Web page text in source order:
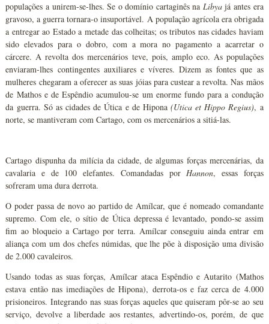
populações a unirem-se-lhes. Se o domínio cartaginês na Libyajá antes era
gravoso, a guerra tornara-o insuportável. A população agrícola era obrigada
a entregar ao Estado a metade das colheitas; os tributos nas cidades haviam
sido elevados para o dobro, com a mora no pagamento a acarretar o
cárcere. A revolta dos mercenários teve, pois, amplo eco. As populações
enviaram-lhes contingentes auxiliares e víveres. Dizem as fontes que as
mulheres chegaram a oferecer as suas jóias para custear a revolta. Nas mãos
de Mathos e de Espêndio acumulou-se um enorme fundo para a condução
da guerra. Só as cidades de Útica e de Hipona (Utica et Hippo Regius), a
norte, se mantiveram com Cartago, com os mercenários a sitiá-las.
Cartago dispunha da milícia da cidade, de algumas forças mercenárias, da
cavalaria e de 100 elefantes. Comandadas porHannon, essas forças
sofreram uma dura derrota.
O poder passa de novo ao partido de Amílcar, que é nomeado comandante
supremo. Com ele, o sítio de Útica depressa é levantado, pondo-se assim
fim ao bloqueio a Cartago por terra. Amílcar conseguiu ainda entrar em
aliança com um dos chefes númidas, que lhe põe à disposição uma divisão
de 2.000 cavaleiros.
Usando todas as suas forças, Amílcar ataca Espêndio e Autarito (Mathos
estava então nas imediações de Hipona), derrota-os e faz cerca de 4.000
prisioneiros. Integrando nas suas forças aqueles que quiseram pôr-se ao seu
serviço, devolve a liberdade aos restantes, advertindo-os, porém, de que